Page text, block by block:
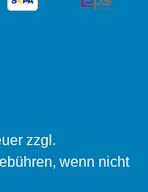
zzgl.
wenn nicht